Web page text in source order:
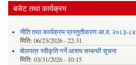
बजेट तथा कार्यक्रम
नीति तथा कार्यक्रम प्रस्तुतीकरण आ.व. २०८३-८४
मिति: 06/23/2026 - 22:31
बोलपत्र स्वीकृति गर्ने आशय सम्बन्धी सूचना
मिति: 03/31/2026 - 10:15